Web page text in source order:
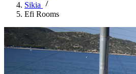
Sikia
Efi Rooms